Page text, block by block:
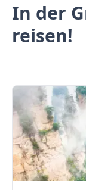
In der
reisen!